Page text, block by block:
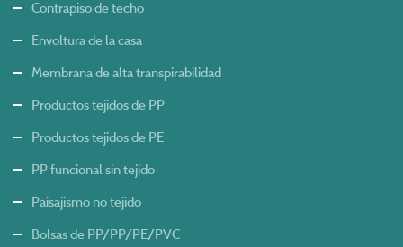
Contrapiso de techo
Envoltura de la casa
Membrana de alta transpirabilidad
Productos tejidos de PP
Productos tejidos de PE
PP funcional sin tejido
Paisajismo no tejido
Bolsas de PP/PP/PE/PVC